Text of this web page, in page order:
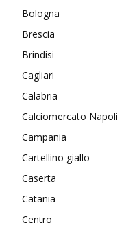
Bologna
Brescia
Brindisi
Cagliari
Calabria
Calciomercato Napoli
Campania
Cartellino giallo
Caserta
Catania
Centro